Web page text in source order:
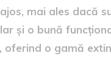
mai ales dacă
și o bună
o gamă